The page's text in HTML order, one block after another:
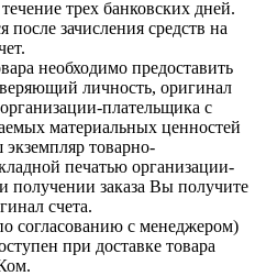
трех банковских дней.
после зачисления средств на
необходимо предоставить
личность, оригинал
плательщика с
материальных ценностей
товарно-
печатью организации-
получении заказа Вы получите
счета.
согласованию с менеджером)
при доставке товара